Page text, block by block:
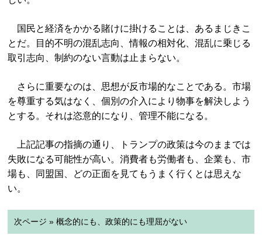
国民と経済をかかる賭けに掛けることは、あるまじきこ
とだ。目的不明の混乱志向、情報の相対化、混乱に乗じる
取引志向、制約のない言動は止まらない。
さらに重要なのは、思想が反市場的なことである。市場
を尊重する気はなく、個別の介入により物事を解決しよう
とする。それは恣意的になり、管理不能になる。
上記記事の指摘の通り、トランプの政策は今のままでは
失敗になる可能性が高い。消費者も労働者も、企業も、市
場も、同盟国、どの正面を見てもうまく行くとは思えな
い。
次ページ » 概念的にも、政策的にも理屈がない